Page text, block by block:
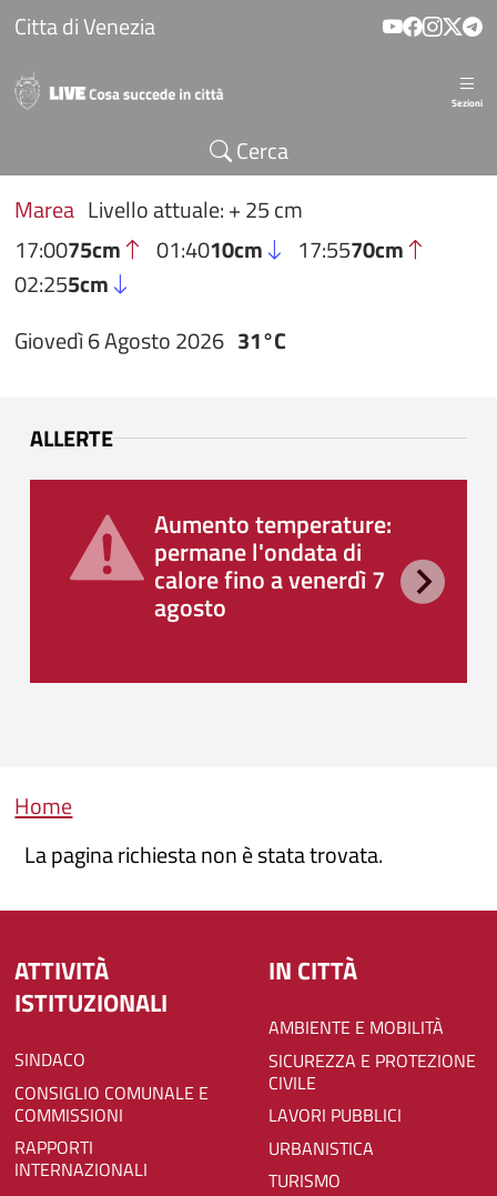
Salta al contenuto principale
Citta di Venezia
Sezioni
Cerca
Marea Livello attuale: + 25 cm
17:0075cm 01:4010cm 17:5570cm
02:255cm
Giovedì 6 Agosto 2026 31°C
ALLERTE
Aumento temperature:
permane l'ondata di
calore fino a venerdì 7
agosto
Briciole di pane
Home
La pagina richiesta non è stata trovata.
ATTIVITÀ
ISTITUZIONALI
SINDACO
CONSIGLIO COMUNALE E
COMMISSIONI
RAPPORTI
INTERNAZIONALI
IN CITTÀ
AMBIENTE E MOBILITÀ
SICUREZZA E PROTEZIONE
CIVILE
LAVORI PUBBLICI
URBANISTICA
TURISMO